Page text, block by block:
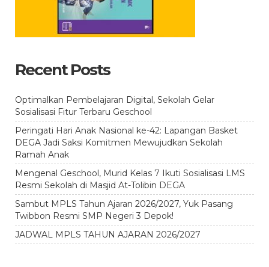
Recent Posts
Optimalkan Pembelajaran Digital, Sekolah Gelar
Sosialisasi Fitur Terbaru Geschool
Peringati Hari Anak Nasional ke-42: Lapangan Basket
DEGA Jadi Saksi Komitmen Mewujudkan Sekolah
Ramah Anak
Mengenal Geschool, Murid Kelas 7 Ikuti Sosialisasi LMS
Resmi Sekolah di Masjid At-Tolibin DEGA
Sambut MPLS Tahun Ajaran 2026/2027, Yuk Pasang
Twibbon Resmi SMP Negeri 3 Depok!
JADWAL MPLS TAHUN AJARAN 2026/2027